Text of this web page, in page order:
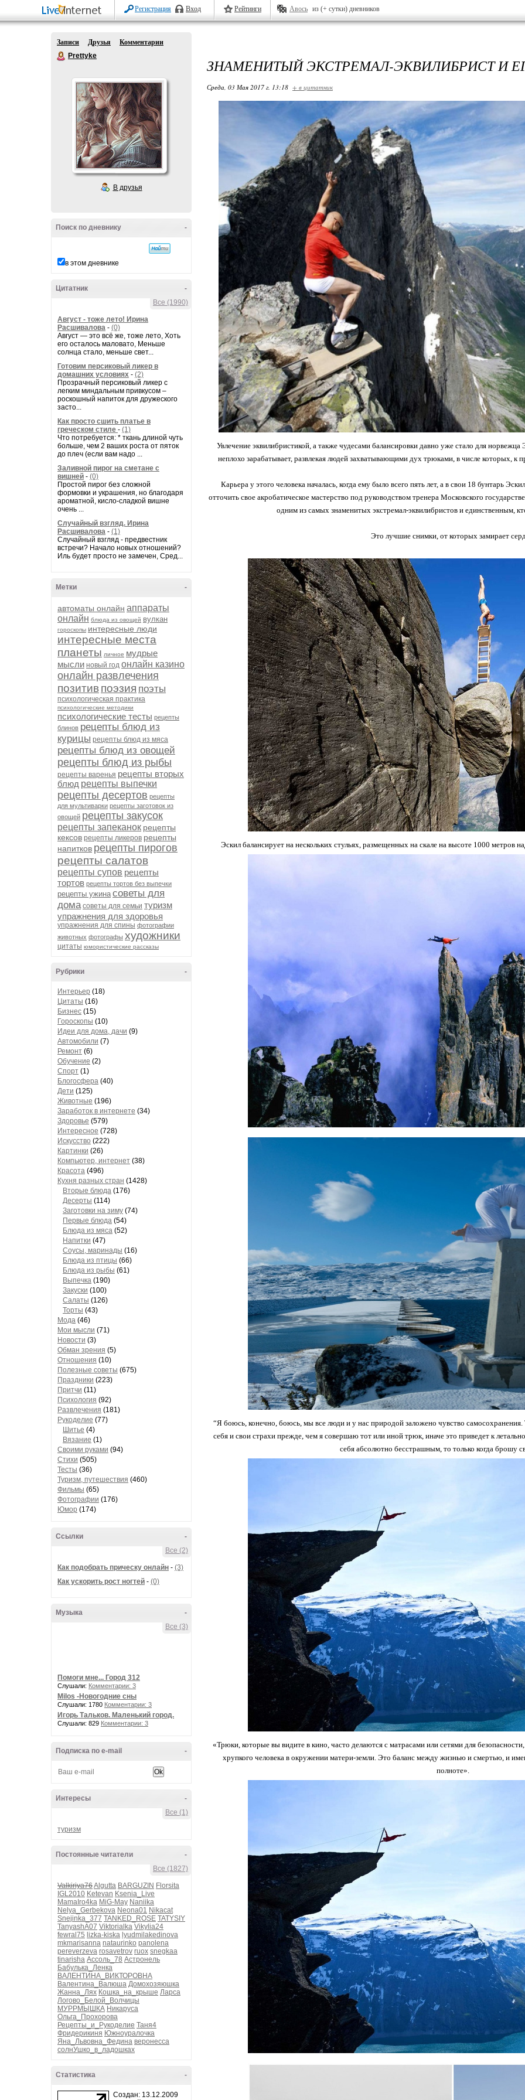
Регистрация Вход Рейтинги Авось из (+ сутки) дневников
Записи Друзья
Комментарии
Prettyke
В друзья
-
Поиск по дневнику
в этом дневнике
-
Цитатник
Все (1990)
Август - тоже лето! Ирина
Расшивалова - (0)
Август — это всё же, тоже лето, Хоть
его осталось маловато, Меньше
солнца стало, меньше свет...
Готовим персиковый ликер в
домашних условиях - (2)
Прозрачный персиковый ликер с
легким миндальным привкусом –
роскошный напиток для дружеского
засто...
Как просто сшить платье в
греческом стиле - (1)
Что потребуется: * ткань длиной чуть
больше, чем 2 ваших роста от пяток
до плеч (если вам надо ...
Заливной пирог на сметане с
вишней - (0)
Простой пирог без сложной
формовки и украшения, но благодаря
ароматной, кисло-сладкой вишне
очень ...
Случайный взгляд. Ирина
Расшивалова - (1)
Случайный взгляд - предвестник
встречи? Начало новых отношений?
Иль будет просто не замечен, Сред...
-
Метки
автоматы онлайн аппараты
онлайн блюда из овощей вулкан
гороскопы интересные люди
интересные места
планеты личное мудрые
мысли новый год онлайн казино
онлайн развлечения
позитивпоэзия поэты
психологическая практика
психологические методики
психологические тесты рецепты
блинов рецепты блюд из
курицы рецепты блюд из мяса
рецепты блюд из овощей
рецепты блюд из рыбы
рецепты варенья рецепты вторых
блюд рецепты выпечки
рецепты десертов рецепты
для мультиварки рецепты заготовок из
овощей рецепты закусок
рецепты запеканок рецепты
кексов рецепты ликеров рецепты
напитков рецепты пирогов
рецепты салатов
рецепты супов рецепты
тортов рецепты тортов без выпечки
рецепты ужина советы для
дома советы для семьи туризм
упражнения для здоровья
упражнения для спины фотографии
животных фотографы художники
цитаты юмористические рассказы
-
Рубрики
Интерьер (18)
Цитаты (16)
Бизнес (15)
Гороскопы (10)
Идеи для дома, дачи (9)
Автомобили (7)
Ремонт (6)
Обучение (2)
Спорт (1)
Блогосфера (40)
Дети (125)
Животные (196)
Заработок в интернете (34)
Здоровье (579)
Интересное (728)
Искусство (222)
Картинки (26)
Компьютер, интернет (38)
Красота (496)
Кухня разных стран (1428)
Вторые блюда (176)
Десерты (114)
Заготовки на зиму (74)
Первые блюда (54)
Блюда из мяса (52)
Напитки (47)
Соусы, маринады (16)
Блюда из птицы (66)
Блюда из рыбы (61)
Выпечка (190)
Закуски (100)
Салаты (126)
Торты (43)
Мода (46)
Мои мысли (71)
Новости (3)
Обман зрения (5)
Отношения (10)
Полезные советы (675)
Праздники (223)
Притчи (11)
Психология (92)
Развлечения (181)
Рукоделие (77)
Шитье (4)
Вязание (1)
Своими руками (94)
Стихи (505)
Тесты (36)
Туризм, путешествия (460)
Фильмы (65)
Фотографии (176)
Юмор (174)
-
Ссылки
Все (2)
Как подобрать прическу онлайн - (3)
Как ускорить рост ногтей - (0)
-
Музыка
Все (3)
Помоги мне... Город 312
Слушали: Комментарии: 3
Milos -Новогодние сны
Слушали: 1780 Комментарии: 3
Игорь Тальков. Маленький город.
Слушали: 829 Комментарии: 3
-
Подписка по e-mail
-
Интересы
Все (1)
туризм
-
Постоянные читатели
Все (1827)
Valkiriya76Algutta BARGUZIN Florsita
IGL2010 Ketevan Ksenia_Live
MamaIro4ka MiG-May Naniika
Nelya_Gerbekova Neona01 Nikacat
Snejinka_377 TANKED_ROSE TATYSIY
TanyashA07 Viktorialka Vikylia24
fewral75 lizka-kiska lyudmilakedinova
mkmarisanna nataurinko panolena
pereverzeva rosavetrov ruox snegkaa
tinarisha Ассоль_78 Астронель
Бабулька_Ленка
ВАЛЕНТИНА_ВИКТОРОВНА
Валентина_Валюша Домохозяюшка
Жанна_Лях Кошка_на_крыше Ларса
Логово_Белой_Волчицы
МУРРМЫШКА Никаруса
Ольга_Прохорова
Рецепты_и_Рукоделие Таня4
Фридерикиня Южноуралочка
Яна_Львовна_Федина веронесса
солнУшко_в_ладошках
-
Статистика
Создан: 13.12.2009
ЗНАМЕНИТЫЙ ЭКСТРЕМАЛ-ЭКВИЛИБРИСТ И
Среда, 03 Мая 2017 г. 13:18 + в цитатник
Увлечение эквилибристикой, а также чудесами балансировки давно уже стало для
неплохо зарабатывает, развлекая людей захватывающими дух трюками, в числе которых, к
Карьера у этого человека началась, когда ему было всего пять лет, а в свои 18 бунтарь
отточить свое акробатическое мастерство под руководством тренера Московского
одним из самых знаменитых экстремал-эквилибристов и единственным,
Это лучшие снимки, от которых замирает
Эскил балансирует на нескольких стульях, размещенных на скале на высоте 1000 метров
“Я боюсь, конечно, боюсь, мы все люди и у нас природой заложено чувство
себя и свои страхи прежде, чем я совершаю тот или иной трюк, иначе это приведет к
себя абсолютно бесстрашным, то только когда брошу
«Трюки, которые вы видите в кино, часто делаются с матрасами или сетями для
хрупкого человека в окружении матери-земли. Это баланс между жизнью и смертью, и
полноте».